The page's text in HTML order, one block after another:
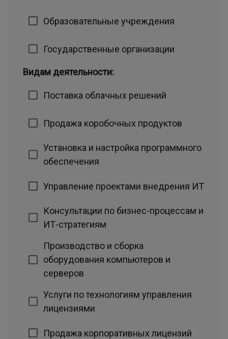
Образовательные учреждения
Государственные организации
Видам деятельности:
Поставка облачных решений
Продажа коробочных продуктов
Установка и настройка программного
обеспечения
Управление проектами внедрения ИТ
Консультации по бизнес-процессам и
ИТ-стратегиям
Производство и сборка
оборудования компьютеров и
серверов
Услуги по технологиям управления
лицензиями
Продажа корпоративных лицензий